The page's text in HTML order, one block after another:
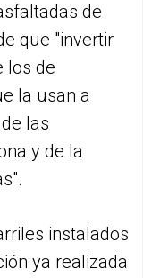
de
que "invertir
los de
la usan a
las
y de la
instalados
ya realizada